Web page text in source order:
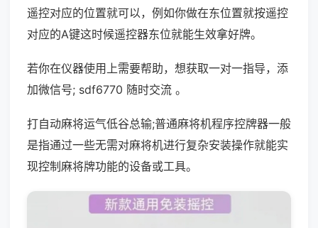
遥控对应的位置就可以，例如你做在东位置就按遥控
对应的A键这时候遥控器东位就能生效拿好牌。
若你在仪器使用上需要帮助，想获取一对一指导，添
加微信号; sdf6770 随时交流 。
打自动麻将运气低谷总输;普通麻将机程序控牌器一般
是指通过一些无需对麻将机进行复杂安装操作就能实
现控制麻将牌功能的设备或工具。